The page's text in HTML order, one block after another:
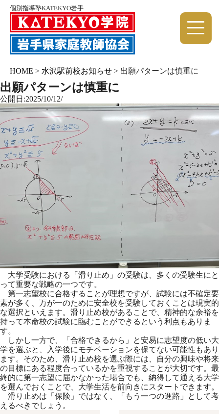
個別指導塾KATEKYO岩手
HOME > 水沢駅前校お知らせ > 出願パターンは慎重に
出願パターンは慎重に
公開日:2025/10/12/
大学受験における「滑り止め」の受験は、多くの受験生にと
って重要な戦略の一つです。
第一志望校に合格することが理想ですが、試験には不確定要
素が多く、万が一のために安全校を受験しておくことは現実的
な選択といえます。滑り止め校があることで、精神的な余裕を
持って本命校の試験に臨むことができるという利点もありま
す。
しかし一方で、「合格できるから」と安易に志望度の低い大
学を選ぶと、入学後にモチベーションを保てない可能性もあり
ます。そのため、滑り止め校を選ぶ際には、自分の興味や将来
の目標にある程度合っているかを重視することが大切です。最
終的に第一志望に届かなかった場合でも、納得して通える大学
を選んでおくことで、大学生活を前向きにスタートできます。
滑り止めは「保険」ではなく、「もう一つの進路」として考
えるべきでしょう。